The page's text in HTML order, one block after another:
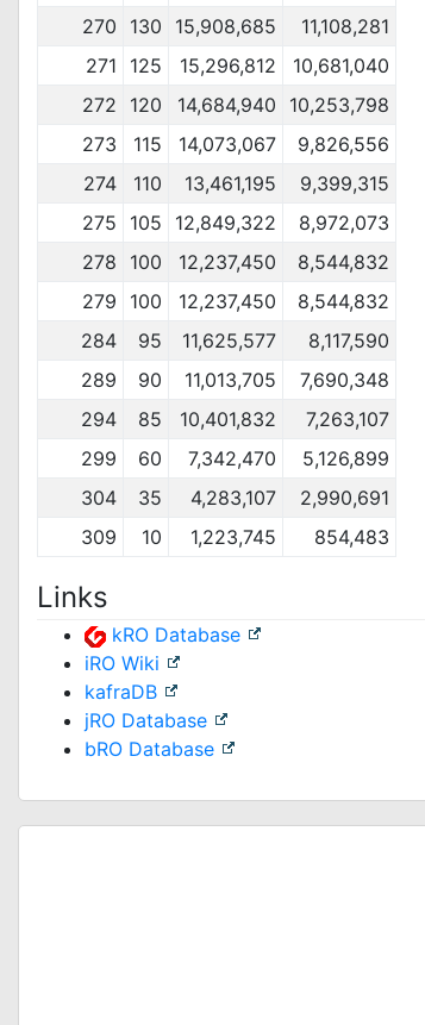
270
130 15,908,685
11,108,281
271
125 15,296,812
10,681,040
272
120 14,684,940
10,253,798
273
115 14,073,067
9,826,556
274
110 13,461,195
9,399,315
275
105 12,849,322
8,972,073
278
100 12,237,450
8,544,832
279
100 12,237,450
8,544,832
284
95 11,625,577
8,117,590
289
90 11,013,705
7,690,348
294
85 10,401,832
7,263,107
299
60 7,342,470
5,126,899
304
35 4,283,107
2,990,691
309
10 1,223,745 854,483
Links
kRO Database
iRO Wiki
kafraDB
jRO Database
bRO Database